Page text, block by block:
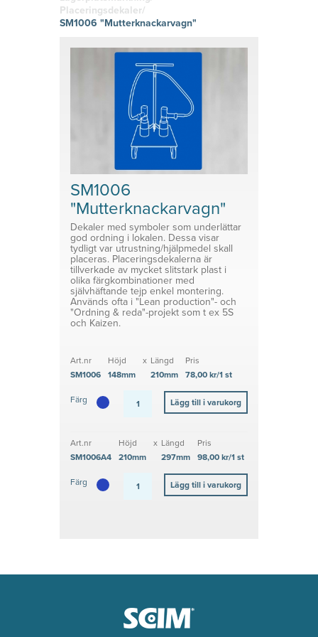
vinyl
Självhäftand
e eller
Prisvärda
hitta den
rätta
känslan i
Skyltklämmor
System för avdelare
Medicinsk Skyddsutrustning
Tillbehör ESL enheter
Placeringsdekaler/
SM1006 "Mutterknackarvagn"
SM1006
"Mutterknackarvagn"
Dekaler med symboler som underlättar
god ordning i lokalen. Dessa visar
tydligt var utrustning/hjälpmedel skall
placeras. Placeringsdekalerna är
tillverkade av mycket slitstark plast i
olika färgkombinationer med
självhäftande tejp enkel montering.
Används ofta i "Lean production"- och
"Ordning & reda"-projekt som t ex 5S
och Kaizen.
Art.nr
SM1006
Höjd
148mm
x Längd
210mm
Pris
78,00 kr/1 st
Färg
Art.nr
SM1006A4
Höjd
210mm
x Längd
297mm
Pris
98,00 kr/1 st
Färg